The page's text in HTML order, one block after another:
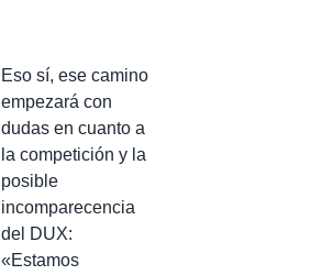
Eso sí, ese camino
empezará con
dudas en cuanto a
la competición y la
posible
incomparecencia
del DUX:
«Estamos